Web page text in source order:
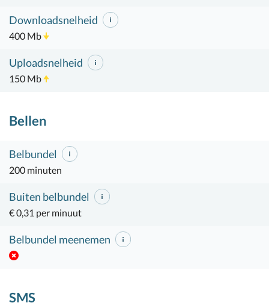
Downloadsnelheid
400 Mb
Uploadsnelheid
150 Mb
Bellen
Belbundel
200 minuten
Buiten belbundel
€ 0,31 per minuut
Belbundel meenemen
SMS